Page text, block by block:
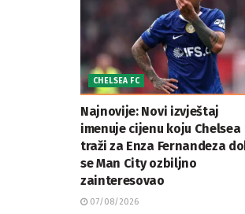
CHELSEA FC
Najnovije: Novi izvještaj
imenuje cijenu koju Chelsea
traži za Enza Fernandeza
se Man City ozbiljno
zainteresovao
07/08/2026